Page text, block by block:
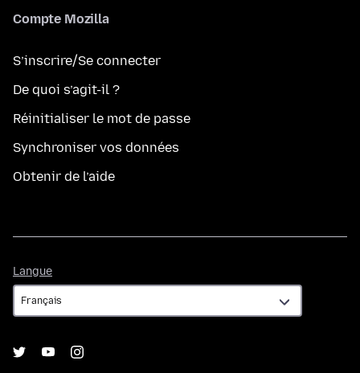
Compte Mozilla
S’inscrire/Se connecter
De quoi s’agit-il ?
Réinitialiser le mot de passe
Synchroniser vos données
Obtenir de l’aide
Langue